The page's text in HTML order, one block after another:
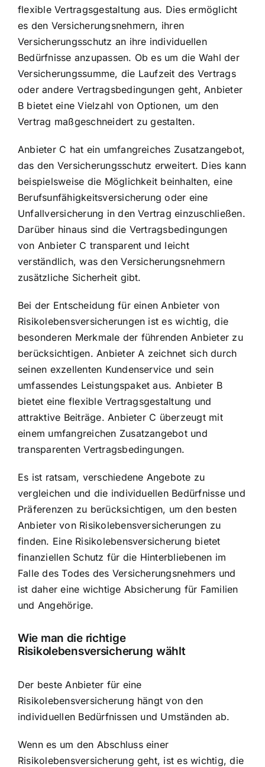
flexible Vertragsgestaltung aus. Dies ermöglicht
es den Versicherungsnehmern, ihren
Versicherungsschutz an ihre individuellen
Bedürfnisse anzupassen. Ob es um die Wahl der
Versicherungssumme, die Laufzeit des Vertrags
oder andere Vertragsbedingungen geht, Anbieter
B bietet eine Vielzahl von Optionen, um den
Vertrag maßgeschneidert zu gestalten.
Anbieter C hat ein umfangreiches Zusatzangebot,
das den Versicherungsschutz erweitert. Dies kann
beispielsweise die Möglichkeit beinhalten, eine
Berufsunfähigkeitsversicherung oder eine
Unfallversicherung in den Vertrag einzuschließen.
Darüber hinaus sind die Vertragsbedingungen
von Anbieter C transparent und leicht
verständlich, was den Versicherungsnehmern
zusätzliche Sicherheit gibt.
Bei der Entscheidung für einen Anbieter von
Risikolebensversicherungen ist es wichtig, die
besonderen Merkmale der führenden Anbieter zu
berücksichtigen. Anbieter A zeichnet sich durch
seinen exzellenten Kundenservice und sein
umfassendes Leistungspaket aus. Anbieter B
bietet eine flexible Vertragsgestaltung und
attraktive Beiträge. Anbieter C überzeugt mit
einem umfangreichen Zusatzangebot und
transparenten Vertragsbedingungen.
Es ist ratsam, verschiedene Angebote zu
vergleichen und die individuellen Bedürfnisse und
Präferenzen zu berücksichtigen, um den besten
Anbieter von Risikolebensversicherungen zu
finden. Eine Risikolebensversicherung bietet
finanziellen Schutz für die Hinterbliebenen im
Falle des Todes des Versicherungsnehmers und
ist daher eine wichtige Absicherung für Familien
und Angehörige.
Wie man die richtige
Risikolebensversicherung wählt
Der beste Anbieter für eine
Risikolebensversicherung hängt von den
individuellen Bedürfnissen und Umständen ab.
Wenn es um den Abschluss einer
Risikolebensversicherung geht, ist es wichtig,die